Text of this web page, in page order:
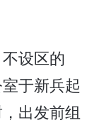
设区的
于新兵起
出发前组